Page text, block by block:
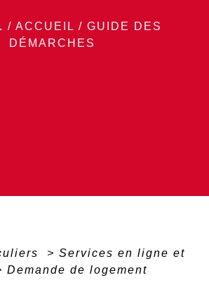
/ ACCUEIL / GUIDE DES
DÉMARCHES
> Services en ligne et
Demande de logement